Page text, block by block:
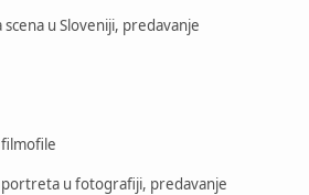
u Sloveniji, predavanje
portreta u fotografiji, predavanje